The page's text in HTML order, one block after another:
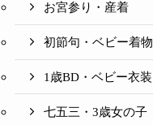
お宮参り・産着
初節句・ベビー着物
1歳BD・ベビー衣装
七五三・3歳女の子